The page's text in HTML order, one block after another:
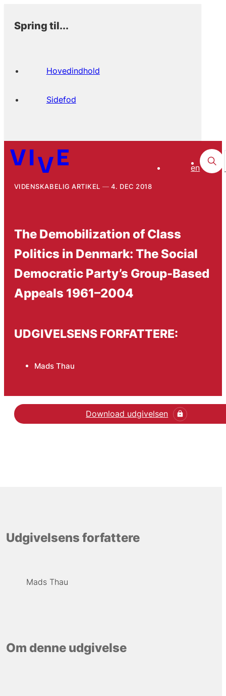
Spring til...
Hovedindhold
Sidefod
en
VIDENSKABELIG ARTIKEL 4. DEC 2018
The Demobilization of Class
Politics in Denmark: The Social
Democratic Party’s Group-Based
Appeals 1961–2004
UDGIVELSENS FORFATTERE:
Mads Thau
Download udgivelsen
Hent den
Udgivelsens forfattere
Mads Thau
Om denne udgivelse